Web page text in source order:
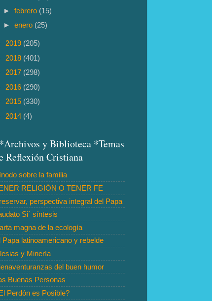
►febrero (15)
►enero (25)
2019 (205)
2018 (401)
2017 (298)
2016 (290)
2015 (330)
2014 (4)
y Biblioteca *Temas
Reflexión Cristiana
sobre la familia
RELIGIÓN O TENER FE
perspectiva integral del Papa
Si´ síntesis
magna de la ecología
Papa latinoamericano y rebelde
y Minería
del buen humor
Buenas Personas
Perdón es Posible?